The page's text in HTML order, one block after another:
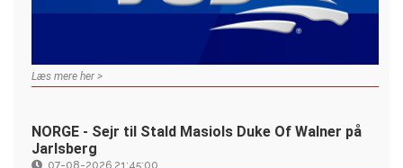
Læs mere her >
NORGE - Sejr til Stald Masiols Duke Of Walner på
Jarlsberg
07-08-2026 21:45:00